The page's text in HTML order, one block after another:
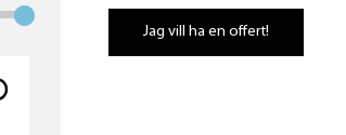
Jag vill ha en offert!